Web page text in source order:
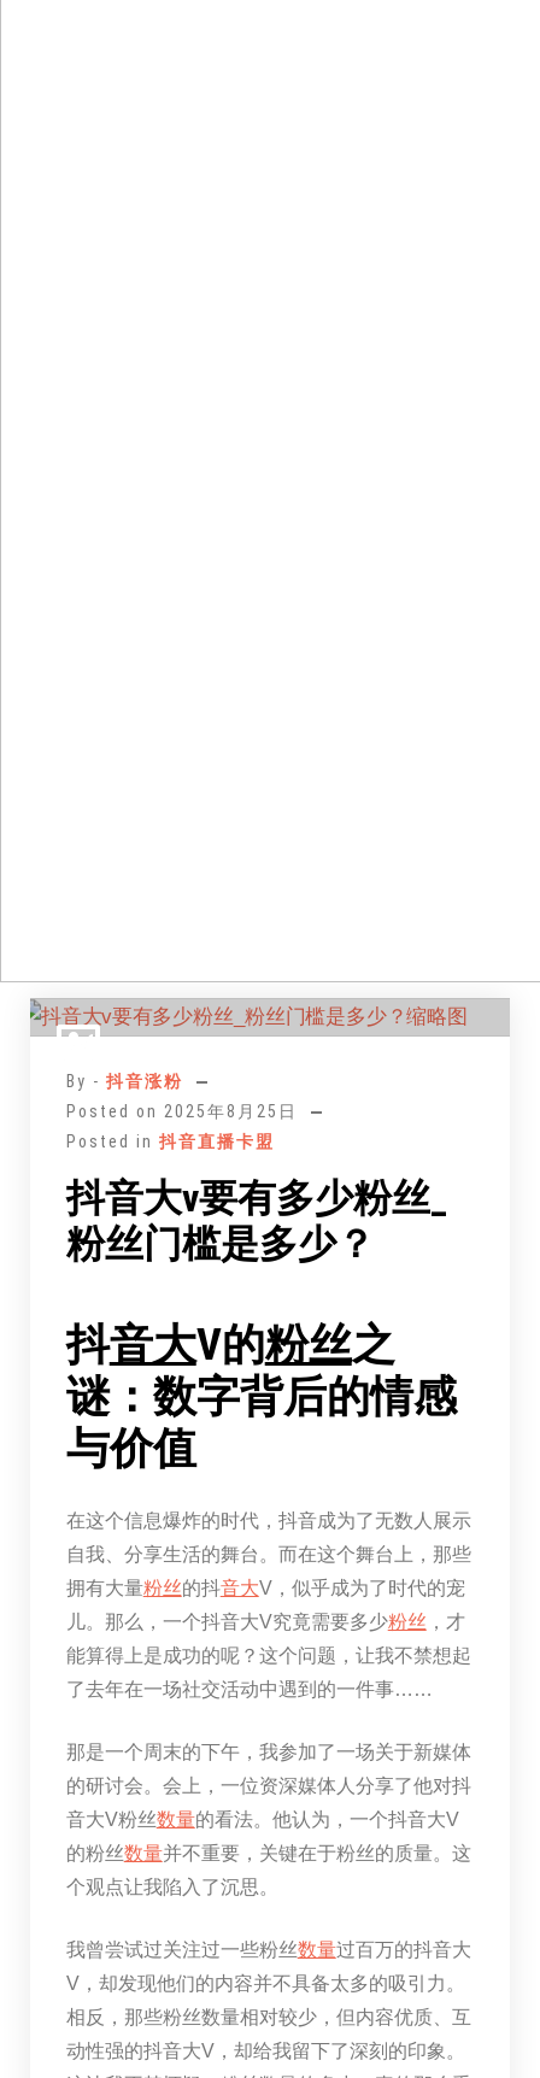
By - 抖音涨粉
Posted on 2025年8月25日
Posted in 抖音直播卡盟
抖音大v要有多少粉丝_
粉丝门槛是多少？
抖音大V的粉丝之
谜：数字背后的情感
与价值
在这个信息爆炸的时代，抖音成为了无数人展示
自我、分享生活的舞台。而在这个舞台上，那些
拥有大量粉丝的抖音大V，似乎成为了时代的宠
儿。那么，一个抖音大V究竟需要多少粉丝 ，才
能算得上是成功的呢？这个问题，让我不禁想起
了去年在一场社交活动中遇到的一件事……
那是一个周末的下午，我参加了一场关于新媒体
的研讨会。会上，一位资深媒体人分享了他对抖
音大V粉丝数量的看法。他认为，一个抖音大V
的粉丝数量并不重要，关键在于粉丝的质量。这
个观点让我陷入了沉思。
我曾尝试过关注过一些粉丝数量过百万的抖音大
V，却发现他们的内容并不具备太多的吸引力。
相反，那些粉丝数量相对较少，但内容优质、互
动性强的抖音大V，却给我留下了深刻的印象。